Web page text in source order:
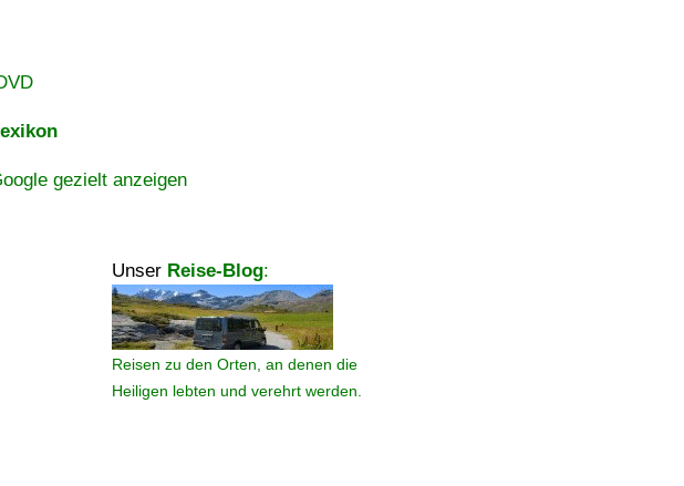
gezielt anzeigen
Unser Reise-Blog:
Reisen zu den Orten, an denen die
Heiligen lebten und verehrt werden.